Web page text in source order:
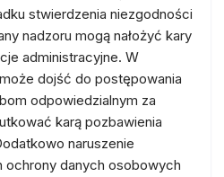
stwierdzenia niezgodności
nadzoru mogą nałożyć kary
administracyjne. W
dojść do postępowania
odpowiedzialnym za
karą pozbawienia
naruszenie
danych osobowych